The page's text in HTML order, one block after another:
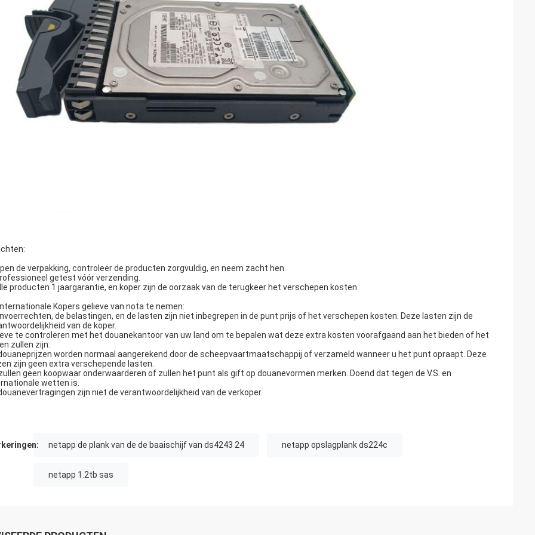
de verpakking, controleer de producten zorgvuldig, en neem zacht hen.
getest vóór verzending.
producten 1 jaargarantie, en koper zijn de oorzaak van de terugkeer het verschepen kosten.
Kopers gelieve van nota te nemen:
de belastingen, en de lasten zijn niet inbegrepen in de punt prijs of het verschepen kosten. Deze lasten zijn de
van de koper.
te controleren met het douanekantoor van uw land om te bepalen wat deze extra kosten voorafgaand aan het bieden of het
zullen zijn.
worden normaal aangerekend door de scheepvaartmaatschappij of verzameld wanneer u het punt opraapt. Deze
zijn geen extra verschepende lasten.
geen koopwaar onderwaarderen of zullen het punt als gift op douanevormen merken. Doend dat tegen de V.S. en
wetten is.
zijn niet de verantwoordelijkheid van de verkoper.
netapp de plank van de de baaischijf van ds4243 24 netapp opslagplank ds224c
netapp 1.2tb sas